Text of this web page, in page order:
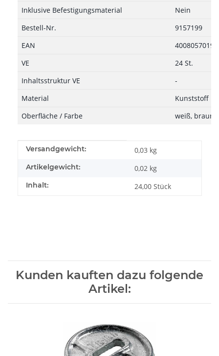
Inklusive Befestigungsmaterial
Nein
Bestell-Nr.
9157199
EAN
VE
24 St.
Inhaltsstruktur VE
-
Material
Kunststoff
Oberfläche / Farbe
weiß, braun,
Produkteigenschaft
Wert
Versandgewicht: 0,03 kg
Artikelgewicht: 0,02 kg
Inhalt: 24,00 Stück
Kunden kauften dazu folgende
Artikel: